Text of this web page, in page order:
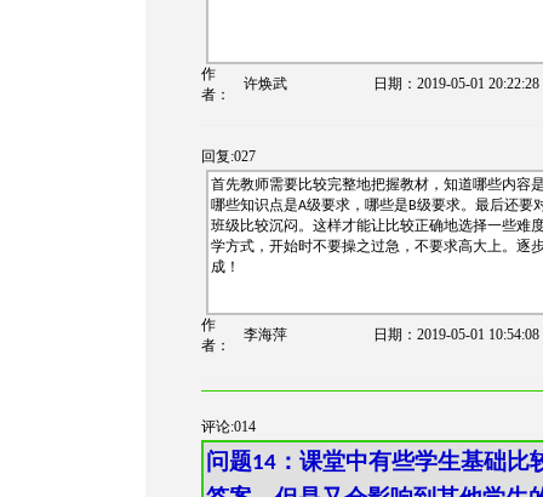
作
者：
许焕武 日期： 2019-05-01 20:22:28
回复:027
首先教师需要比较完整地把握教材，知道哪些内容
哪些知识点是A级要求，哪些是 B级要求。最后还要
班级比较沉闷。这样才能让比较正确地选择一些难
学方式，开始时不要操之过急，不要求高大上。逐
成！
作
者：
李海萍 日期： 2019-05-01 10:54:08
评论:014
问题14 ：课堂中有些学生基础